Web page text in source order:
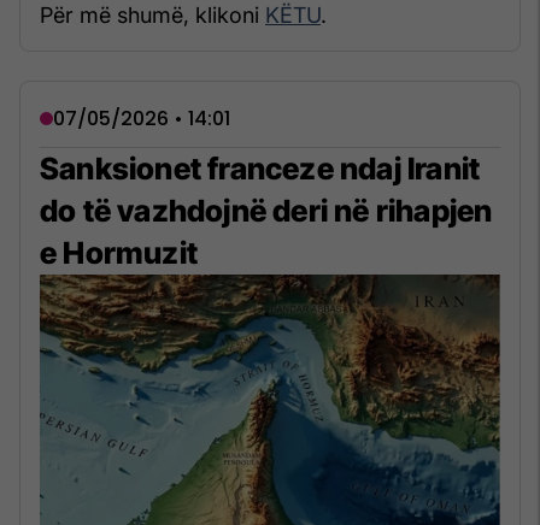
Për më shumë, klikoni KËTU.
07/05/2026 • 14:01
Sanksionet franceze ndaj Iranit
do të vazhdojnë deri në rihapjen
e Hormuzit